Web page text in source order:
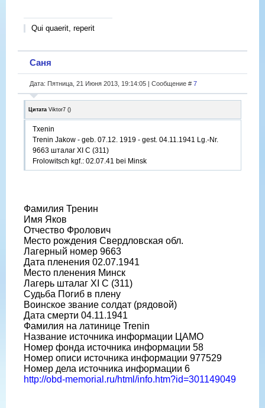
Qui quaerit, reperit
Саня
Дата: Пятница, 21 Июня 2013, 19:14:05 | Сообщение # 7
Цитата Viktor7 ()
Txenin
Trenin Jakow - geb. 07.12. 1919 - gest. 04.11.1941 Lg.-Nr.
9663 шталаг XI C (311)
Frolowitsch kgf.: 02.07.41 bei Minsk
Фамилия Тренин
Имя Яков
Отчество Фролович
Место рождения Свердловская обл.
Лагерный номер 9663
Дата пленения 02.07.1941
Место пленения Минск
Лагерь шталаг XI C (311)
Судьба Погиб в плену
Воинское звание солдат (рядовой)
Дата смерти 04.11.1941
Фамилия на латинице Trenin
Название источника информации ЦАМО
Номер фонда источника информации 58
Номер описи источника информации 977529
Номер дела источника информации 6
http://obd-memorial.ru/html/info.htm?id=301149049